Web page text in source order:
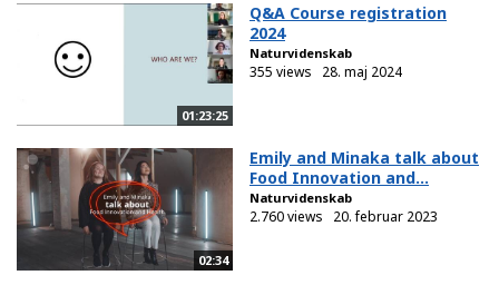
01:23:25
Q&A Course registration
2024
Naturvidenskab
355 views 28. maj 2024
02:34
Emily and Minaka talk about
Food Innovation and...
Naturvidenskab
2.760 views 20. februar 2023